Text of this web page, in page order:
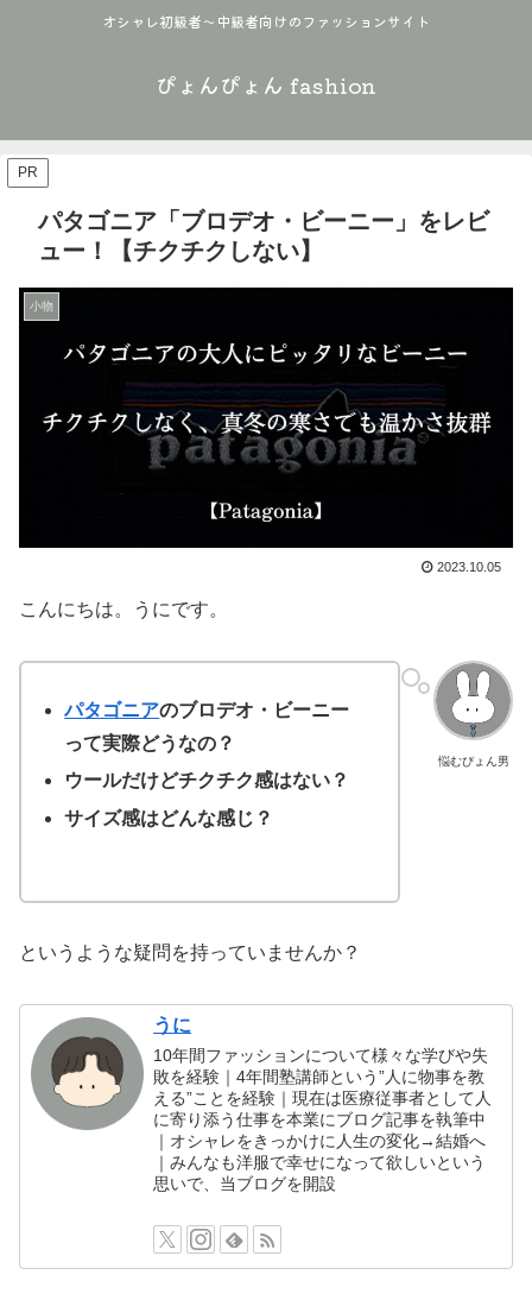
オシャレ初級者〜中級者向けのファッションサイト
ぴょんぴょん fashion
PR
パタゴニア「ブロデオ・ビーニー」をレビ
ュー！【チクチクしない】
小物
2023.10.05
こんにちは。うにです。
悩むぴょん男
パタゴニアのブロデオ・ビーニー
って実際どうなの？
ウールだけどチクチク感はない？
サイズ感はどんな感じ？
というような疑問を持っていませんか？
うに
10年間ファッションについて様々な学びや失
敗を経験｜4年間塾講師という”人に物事を教
える”ことを経験｜現在は医療従事者として人
に寄り添う仕事を本業にブログ記事を執筆中
｜オシャレをきっかけに人生の変化→結婚へ
｜みんなも洋服で幸せになって欲しいという
思いで、当ブログを開設